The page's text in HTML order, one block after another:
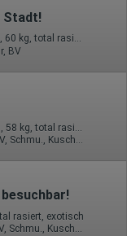
Stadt!
23 Jahre, 95D, KF 36/38, 1.50m, 60 kg, total rasiert, osteuropäisch
BV
69, GF6, DT, NSa, Franz b. Ihr, BV, Schmu., Kuscheln
besuchbar!
rasiert, exotisch
ZK, 69, GF6, NSa, Franz b. Ihr, BV, Schmu., Kuscheln